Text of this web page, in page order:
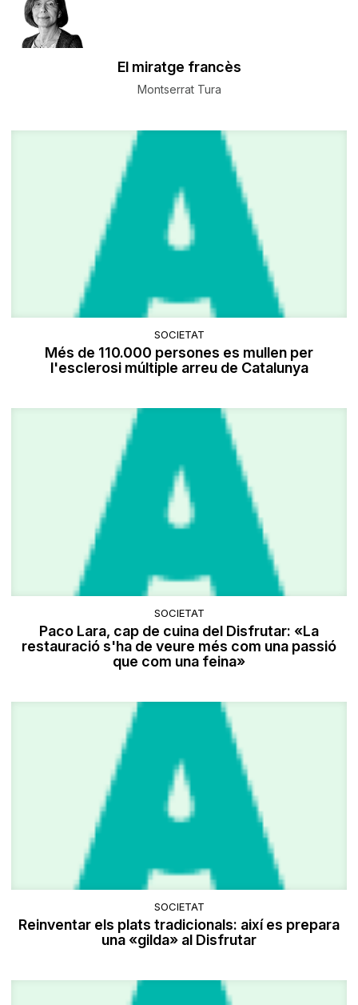
El miratge francès
Montserrat Tura
SOCIETAT
Més de 110.000 persones es mullen per
l'esclerosi múltiple arreu de Catalunya
SOCIETAT
Paco Lara, cap de cuina del Disfrutar: «La
restauració s'ha de veure més com una passió
que com una feina»
SOCIETAT
Reinventar els plats tradicionals: així es prepara
una «gilda» al Disfrutar